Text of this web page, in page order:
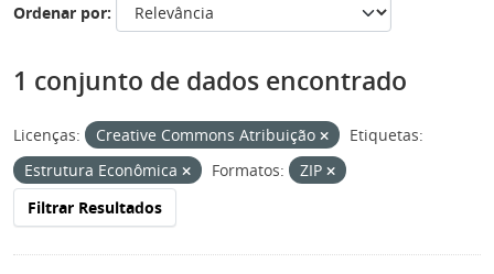
Ordenar por
1 conjunto de dados encontrado
Licenças: Creative Commons Atribuição
Etiquetas:
Estrutura Econômica
Formatos:
ZIP
Filtrar Resultados